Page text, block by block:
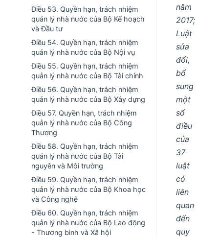
Điều 53. Quyền hạn, trách nhiệm
quản lý nhà nước của Bộ Kế hoạch
và Đầu tư
Điều 54. Quyền hạn, trách nhiệm
quản lý nhà nước của Bộ Nội vụ
Điều 55. Quyền hạn, trách nhiệm
quản lý nhà nước của Bộ Tài chính
Điều 56. Quyền hạn, trách nhiệm
quản lý nhà nước của Bộ Xây dựng
Điều 57. Quyền hạn, trách nhiệm
quản lý nhà nước của Bộ Công
Thương
Điều 58. Quyền hạn, trách nhiệm
quản lý nhà nước của Bộ Tài
nguyên và Môi trường
Điều 59. Quyền hạn, trách nhiệm
quản lý nhà nước của Bộ Khoa học
và Công nghệ
Điều 60. Quyền hạn, trách nhiệm
quản lý nhà nước của Bộ Lao động
- Thương binh và Xã hội
năm
2017;
Luật
sửa
đổi,
bổ
sung
một
số
điều
của
37
luật
có
liên
quan
đến
quy